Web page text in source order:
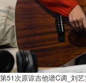
第51次原谅吉他谱C调_刘